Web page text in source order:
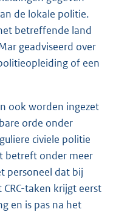
de lokale politie.
betreffende land
geadviseerd over
of een
ook worden ingezet
orde onder
civiele politie
betreft onder meer
personeel dat bij
taken krijgt eerst
en is pas na het